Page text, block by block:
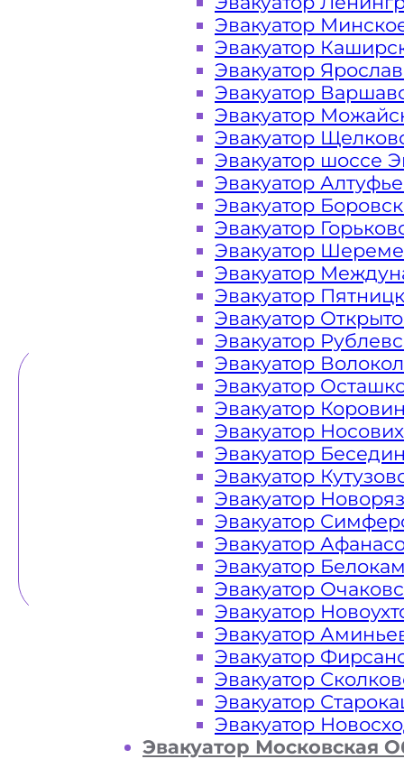
Закажите услугу "эвакуатор
или "онлайн" на сайте компании
Вам необходимы услуги
недорого? Эвакуаторы «МОБИ»
24 часа в сутки. Обращайтесь к
дороге в любой ситуации и
WHATSAPP
Эвакуатор
Эвакуатор
Эвакуатор
Эвакуатор
Эвакуатор
Эвакуатор
Эвакуатор шоссе
Эвакуатор
Эвакуатор
Эвакуатор
Эвакуатор
Эвакуатор
Эвакуатор
Эвакуатор
Эвакуатор
Эвакуатор
Эвакуатор
Эвакуатор
Эвакуатор
Эвакуатор
Эвакуатор
Эвакуатор
Эвакуатор
Эвакуатор
Эвакуатор
Эвакуатор
Эвакуатор
Эвакуатор
Эвакуатор
Эвакуатор
Эвакуатор
Эвакуатор
Эвакуатор Московская